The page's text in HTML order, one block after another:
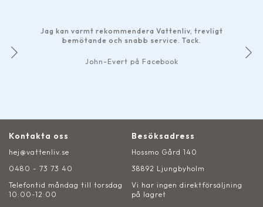
Jag kan varmt rekommendera Vattenliv, trevligt
bemötande och snabb service. Tack.
John-Evert på Facebook
Kontakta oss
hej@vattenliv.se
0480 - 73 73 40
Telefontid måndag till torsdag
10:00-12:00
Besöksadress
Hossmo Gård 140
38892 Ljungbyholm
Vi har ingen direktförsäljning
på lagret